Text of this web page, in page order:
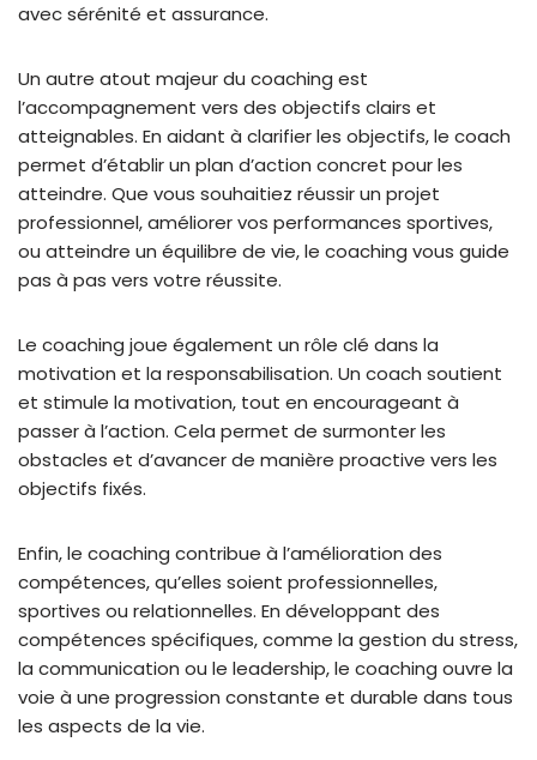
avec sérénité et assurance.
Un autre atout majeur du coaching est
l’accompagnement vers des objectifs clairs et
atteignables. En aidant à clarifier les objectifs, le coach
permet d’établir un plan d’action concret pour les
atteindre. Que vous souhaitiez réussir un projet
professionnel, améliorer vos performances sportives,
ou atteindre un équilibre de vie, le coaching vous guide
pas à pas vers votre réussite.
Le coaching joue également un rôle clé dans la
motivation et la responsabilisation. Un coach soutient
et stimule la motivation, tout en encourageant à
passer à l’action. Cela permet de surmonter les
obstacles et d’avancer de manière proactive vers les
objectifs fixés.
Enfin, le coaching contribue à l’amélioration des
compétences, qu’elles soient professionnelles,
sportives ou relationnelles. En développant des
compétences spécifiques, comme la gestion du stress,
la communication ou le leadership, le coaching ouvre la
voie à une progression constante et durable dans tous
les aspects de la vie.